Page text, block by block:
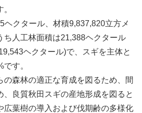
ヘクタール、材積9,837,820立方メ
ち人工林面積は21,388ヘクタール
ヘクタール)で、スギを主体と
す。
の森林の適正な育成を図るため、間
、良質秋田スギの産地形成を図ると
広葉樹の導入および伐期齢の多様化